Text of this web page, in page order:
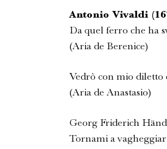
Antonio Vivaldi
Da quel ferro che ha
(Aria de Berenice)
Vedrò con mio diletto
(Aria de Anastasio)
Georg Friderich
Tornami a